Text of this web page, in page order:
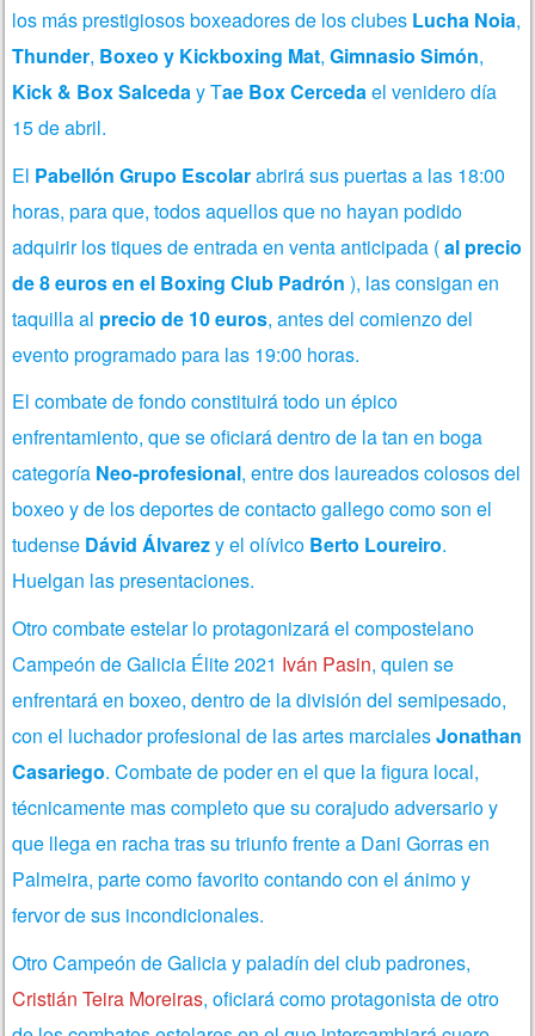
los más prestigiosos boxeadores de los clubes Lucha Noia,
Thunder, Boxeo y Kickboxing Mat,Gimnasio Simón,
Kick & Box Salceday Tae Box Cercedael venidero día
15 de abril.
El Pabellón Grupo Escolarabrirá sus puertas a las 18:00
horas, para que, todos aquellos que no hayan podido
adquirir los tiques de entrada en venta anticipada (al precio
de 8 euros en el Boxing Club Padrón ), las consigan en
taquilla al precio de 10 euros, antes del comienzo del
evento programado para las 19:00 horas.
El combate de fondo constituirá todo un épico
enfrentamiento, que se oficiará dentro de la tan en boga
categoría Neo-profesional, entre dos laureados colosos del
boxeo y de los deportes de contacto gallego como son el
tudense Dávid Álvarezy el olívico Berto Loureiro.
Huelgan las presentaciones.
Otro combate estelar lo protagonizará el compostelano
Campeón de Galicia Élite 2021 Iván Pasin, quien se
enfrentará en boxeo, dentro de la división del semipesado,
con el luchador profesional de las artes marcialesJonathan
Casariego. Combate de poder en el que la figura local,
técnicamente mas completo que su corajudo adversario y
que llega en racha tras su triunfo frente a Dani Gorras en
Palmeira, parte como favorito contando con el ánimo y
fervor de sus incondicionales.
Otro Campeón de Galicia y paladín del club padrones,
Cristián Teira Moreiras, oficiará como protagonista de otro